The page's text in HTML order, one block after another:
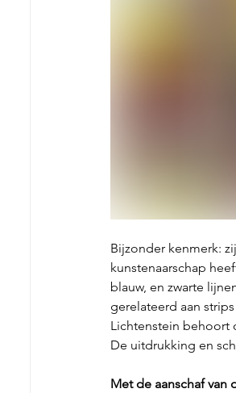
Bijzonder kenmerk:
kunstenaarschap
blauw, en zwarte
gerelateerd aan
Lichtenstein behoort
De uitdrukking en
Met de aanschaf van